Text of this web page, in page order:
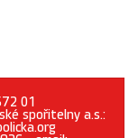
01
spořitelny a.s.: